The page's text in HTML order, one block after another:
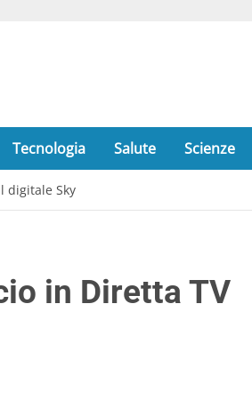
Tecnologia Salute Scienze
digitale Sky
in Diretta TV